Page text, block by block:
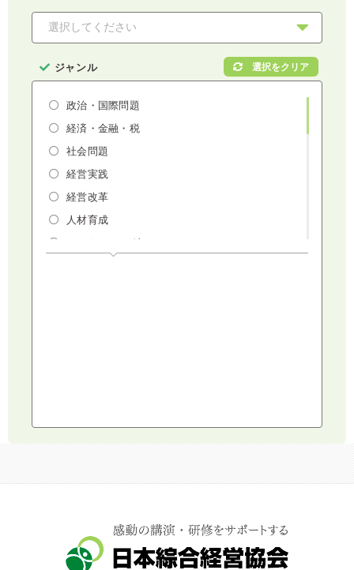
ジャンル
政治・国際問題
経済・金融・税
社会問題
経営実践
経営改革
人材育成
マーケティング
コミュニケーション・話し方
キャスター・アナウンサー
俳優・タレント・モデル